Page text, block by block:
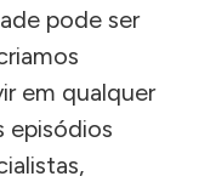
pode ser
em qualquer
episódios